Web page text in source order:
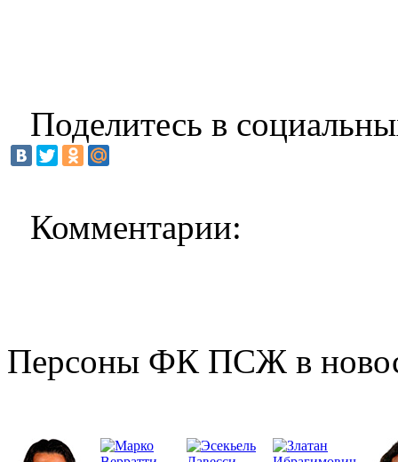
Поделитесь в
Комментарии:
Персоны ФК ПСЖ в